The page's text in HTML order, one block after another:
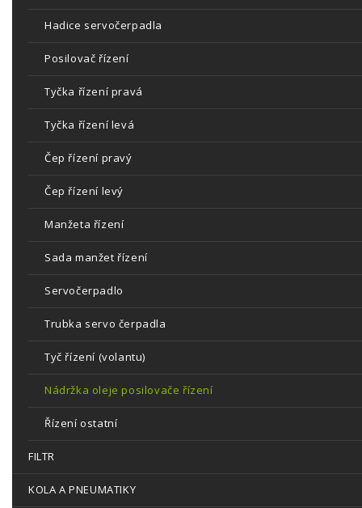
Hadice servočerpadla
Posilovač řízení
Tyčka řízení pravá
Tyčka řízení levá
Čep řízení pravý
Čep řízení levý
Manžeta řízení
Sada manžet řízení
Servočerpadlo
Trubka servo čerpadla
Tyč řízení (volantu)
Nádržka oleje posilovače řízení
Řízení ostatní
FILTR
KOLA A PNEUMATIKY